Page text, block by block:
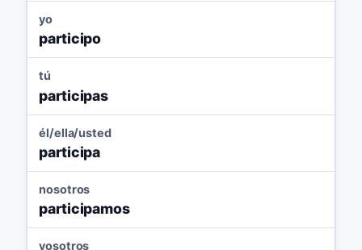
yo
participo
tú
participas
él/ella/usted
participa
nosotros
participamos
vosotros